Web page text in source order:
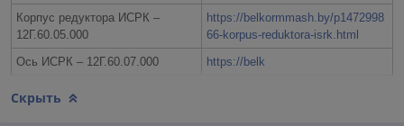
Корпус редуктора ИСРК –
12Г.60.05.000
https://belkormmash.by/p1472998
66-korpus-reduktora-isrk.html
Ось ИСРК – 12Г.60.07.000
https://belk
Скрыть